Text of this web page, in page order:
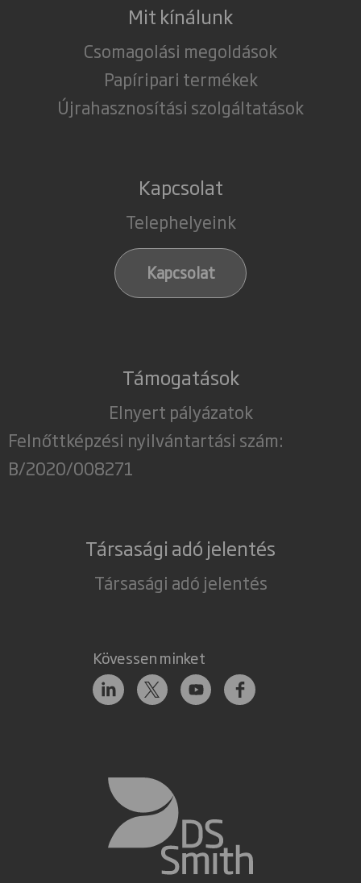
Mit kínálunk
Csomagolási megoldások
Papíripari termékek
Újrahasznosítási szolgáltatások
Kapcsolat
Telephelyeink
Kapcsolat
Támogatások
Elnyert pályázatok
Felnőttképzési nyilvántartási szám:
B/2020/008271
Társasági adó jelentés
Társasági adó jelentés
Kövessen minket